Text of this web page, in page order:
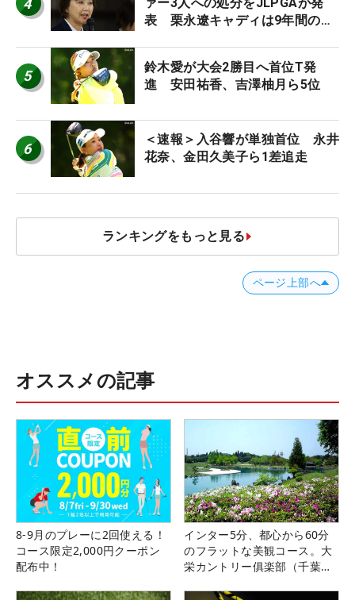
表 栗永遼キャディは9年間の立
5
鈴木愛が大会2勝目へ首位T発
進 安田祐香、吉澤柚月ら5位
6
＜速報＞入谷響が単独首位 永井
花奈、金田久美子ら1差追走
ランキングをもっと見る
ページ上部へ
オススメの記事
8-9月のプレーに2回使える！
コース限定2,000円クーポン
配布中！
インター5分、都心から60分
のフラットな美観コース。大
栄カントリー俱楽部（千葉